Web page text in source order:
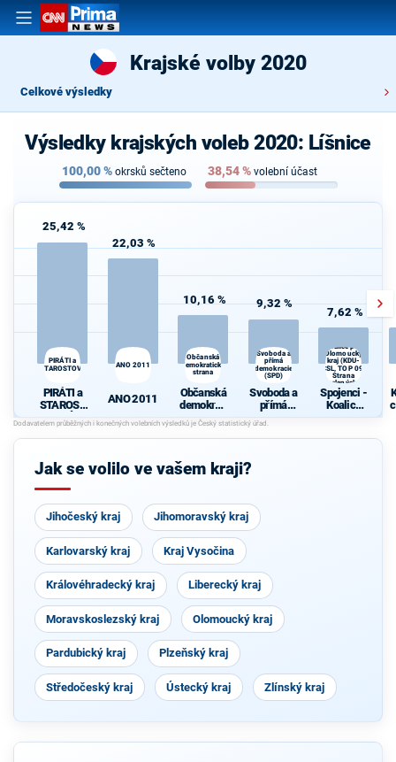
Krajské volby 2020
Celkové výsledky
Výsledky krajských voleb 2020: Líšnice
100,00% okrsků sečteno 38,54% volební účast
25,42 %
PIRÁTI a
STAROSTOVÉ
PIRÁTI a
STAROST
OVÉ
22,03 %
ANO 2011
ANO 2011
10,16 %
Občanská
demokratická
strana
Občanská
demokrati
cká strana
9,32 %
Svoboda a
přímá
demokracie
(SPD)
Svoboda a
přímá
demokraci
e (SPD)
7,62 %
Koalice pro
Olomoucký
kraj (KDU-
ČSL, TOP 09,
Strana
zelených,
ProOlomouc)
Spojenci -
Koalice
pro
ý kraj
Jak se volilo ve vašem kraji?
Jihočeský kraj Jihomoravský kraj
Karlovarský kraj Kraj Vysočina
Královéhradecký kraj Liberecký kraj
Moravskoslezský kraj Olomoucký kraj
Pardubický kraj Plzeňský kraj
Středočeský kraj Ústecký kraj Zlínský kraj